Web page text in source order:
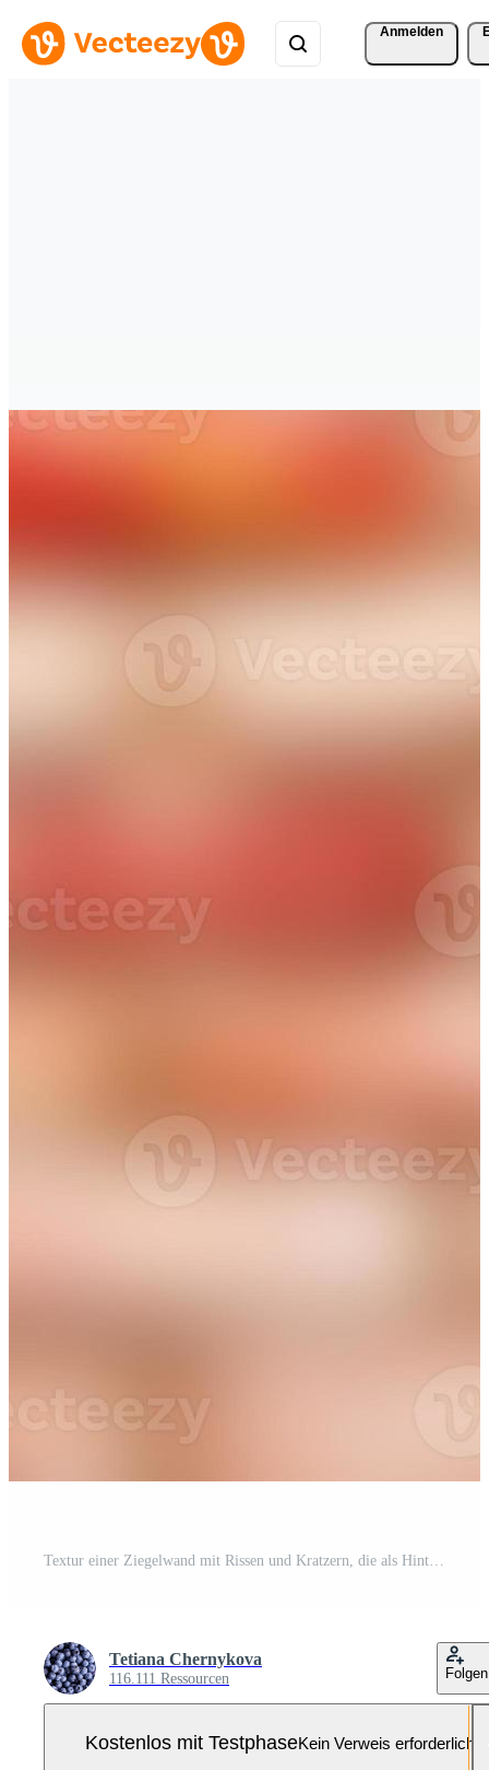
Anmelden
Textur einer Ziegelwand mit Rissen und Kratzern, die als Hintergrund verwendet werden können Pro Foto
Tetiana Chernykova
116.111 Ressourcen Folgen
Kostenlos mit TestphaseKein Verweis erforderlich